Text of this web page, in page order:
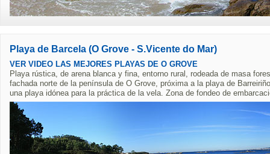
Playa de Barcela (O Grove - S.Vicente do Mar)
VER VIDEO LAS MEJORES PLAYAS DE O GROVE
Playa rústica, de arena blanca y fina, entorno rural, rodeada de masa
fachada norte de la península de O Grove, próxima a la playa de
una playa idónea para la práctica de la vela. Zona de fondeo de